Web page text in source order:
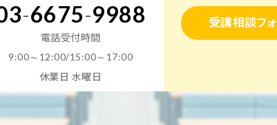
-6675-9988
電話受付時間
9:00～12:00/15:00～17:00
休業日 水曜日
受講相談フ